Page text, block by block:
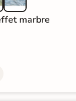
marbre